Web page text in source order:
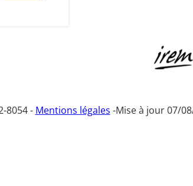
8054 - Mentions légales -Mise à jour 07/